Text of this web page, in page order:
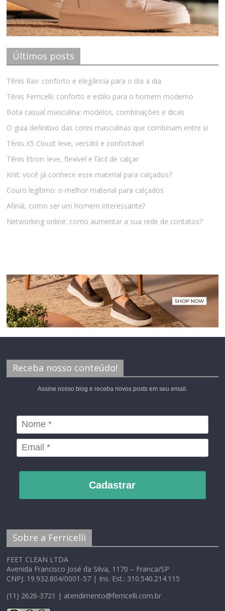
Últimos posts
Tênis Rav: conforto e elegância para o dia a dia
Tênis Ferricelli: conforto e estilo para o homem moderno
Bota casual masculina: modelos, combinações e dicas
O guia definitivo das cores masculinas que combinam entre si
Tênis X5 Cloud: leve, versátil e confortável
Tênis Etron: leve, flexível e fácil de calçar
Knit: você já conhece esse material para calçados?
Couro legítimo: o melhor material para calçados
Afinal, como ser um homem interessante?
Networking online: como aumentar a sua rede de contatos?
Receba nosso conteúdo!
Assine nosso blog e receba novos posts em seu email.
Cadastrar
Sobre a Ferricelli
FEET CLEAN LTDA
Avenida Francisco José da Silva, 1170 – Franca/SP
CNPJ: 19.932.804/0001-57 | Ins. Est.: 310.540.214.115
(11) 2626-3721 | atendimento@ferricelli.com.br